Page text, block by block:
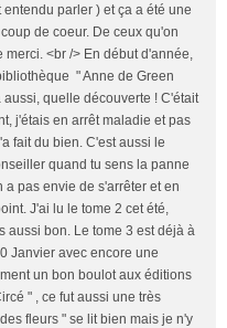
parler ) et ça a été une
de coeur. De ceux qu'on
<br /> En début d'année,
" Anne de Green
quelle découverte ! C'était
j'étais en arrêt maladie et pas
fait du bien. C'est aussi le
quand tu sens la panne
pas envie de s'arrêter et en
J'ai lu le tome 2 cet été,
aussi bon. Le tome 3 est déjà à
Janvier avec encore une
un bon boulot aux éditions
" , ce fut aussi une très
fleurs " se lit bien mais je n'y